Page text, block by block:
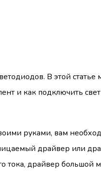
В этой статье
и как подключить
руками, вам
драйвер или
тока, драйвер большой